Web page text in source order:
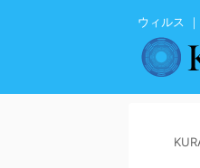
ウィルス